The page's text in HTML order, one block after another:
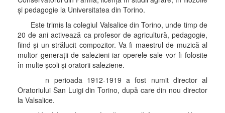
şi pedagogie la Universitatea din Torino.
Este trimis la colegiul Valsalice din Torino, unde timp de
20 de ani activează ca profesor de agricultură, pedagogie,
fiind şi un strălucit compozitor. Va fi maestrul de muzică al
multor generaţii de salezieni iar operele sale vor fi folosite
în multe şcoli şi oratorii saleziene.
n perioada 1912-1919 a fost numit director al
Oratoriului San Luigi din Torino, după care din nou director
la Valsalice.